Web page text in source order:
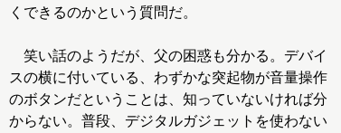
くできるのかという質問だ。
笑い話のようだが、父の困惑も分かる。デバイ
スの横に付いている、わずかな突起物が音量操作
のボタンだということは、知っていないければ分
からない。普段、デジタルガジェットを使わない